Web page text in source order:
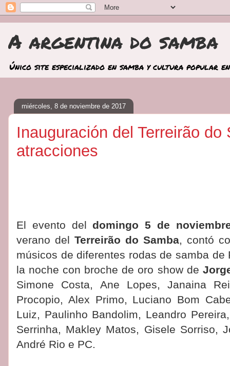
A argentina do samba
Único site especializado en samba y cultura popular
miércoles, 8 de noviembre de 2017
Inauguración del Terreirão
atracciones
El evento deldomingo 5 de
verano del Terreirão do Samba, contó
músicos de diferentes rodas de samba
la noche con broche de oro show de
Simone Costa, Ane Lopes, Janaina
Procopio, Alex Primo, Luciano Bom
Luiz, Paulinho Bandolim, Leandro
Serrinha, Makley Matos, Gisele Sorriso,
André Rio e PC.